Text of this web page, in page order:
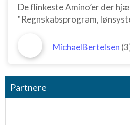
De flinkeste Amino’er der
"Regnskabsprogram,
MichaelBertelsen
Partnere